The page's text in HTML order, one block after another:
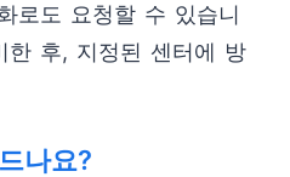
로도 요청할 수 있습니
한 후, 지정된 센터에 방
나요?